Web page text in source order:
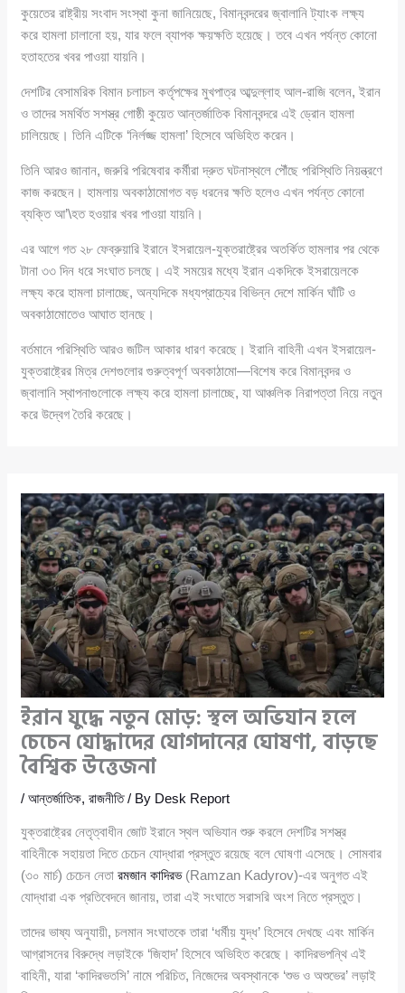
কুয়েতের রাষ্ট্রীয় সংবাদ সংস্থা কুনা জানিয়েছে, বিমানবন্দরের জ্বালানি ট্যাংক লক্ষ্য
করে হামলা চালানো হয়, যার ফলে ব্যাপক ক্ষয়ক্ষতি হয়েছে। তবে এখন পর্যন্ত কোনো
হতাহতের খবর পাওয়া যায়নি।
দেশটির বেসামরিক বিমান চলাচল কর্তৃপক্ষের মুখপাত্র আব্দুল্লাহ আল-রাজি বলেন, ইরান
ও তাদের সমর্থিত সশস্ত্র গোষ্ঠী কুয়েত আন্তর্জাতিক বিমানবন্দরে এই ড্রোন হামলা
চালিয়েছে। তিনি এটিকে ‘নির্লজ্জ হামলা’ হিসেবে অভিহিত করেন।
তিনি আরও জানান, জরুরি পরিষেবার কর্মীরা দ্রুত ঘটনাস্থলে পৌঁছে পরিস্থিতি নিয়ন্ত্রণে
কাজ করছেন। হামলায় অবকাঠামোগত বড় ধরনের ক্ষতি হলেও এখন পর্যন্ত কোনো
ব্যক্তি আ’\হত হওয়ার খবর পাওয়া যায়নি।
এর আগে গত ২৮ ফেব্রুয়ারি ইরানে ইসরায়েল-যুক্তরাষ্ট্রের অতর্কিত হামলার পর থেকে
টানা ৩৩ দিন ধরে সংঘাত চলছে। এই সময়ের মধ্যে ইরান একদিকে ইসরায়েলকে
লক্ষ্য করে হামলা চালাচ্ছে, অন্যদিকে মধ্যপ্রাচ্যের বিভিন্ন দেশে মার্কিন ঘাঁটি ও
অবকাঠামোতেও আঘাত হানছে।
বর্তমানে পরিস্থিতি আরও জটিল আকার ধারণ করেছে। ইরানি বাহিনী এখন ইসরায়েল-
যুক্তরাষ্ট্রের মিত্র দেশগুলোর গুরুত্বপূর্ণ অবকাঠামো—বিশেষ করে বিমানবন্দর ও
জ্বালানি স্থাপনাগুলোকে লক্ষ্য করে হামলা চালাচ্ছে, যা আঞ্চলিক নিরাপত্তা নিয়ে নতুন
করে উদ্বেগ তৈরি করেছে।
ইরান যুদ্ধে নতুন মোড়: স্থল অভিযান হলে
চেচেন যোদ্ধাদের যোগদানের ঘোষণা, বাড়ছে
বৈশ্বিক উত্তেজনা
/আন্তর্জাতিক,রাজনীতি/ By Desk Report
যুক্তরাষ্ট্রের নেতৃত্বাধীন জোট ইরানে স্থল অভিযান শুরু করলে দেশটির সশস্ত্র
বাহিনীকে সহায়তা দিতে চেচেন যোদ্ধারা প্রস্তুত রয়েছে বলে ঘোষণা এসেছে। সোমবার
(৩০ মার্চ) চেচেন নেতারমজান কাদিরভ(Ramzan Kadyrov)-এর অনুগত এই
যোদ্ধারা এক প্রতিবেদনে জানায়, তারা এই সংঘাতে সরাসরি অংশ নিতে প্রস্তুত।
তাদের ভাষ্য অনুযায়ী, চলমান সংঘাতকে তারা ‘ধর্মীয় যুদ্ধ’ হিসেবে দেখছে এবং মার্কিন
আগ্রাসনের বিরুদ্ধে লড়াইকে ‘জিহাদ’ হিসেবে অভিহিত করেছে। কাদিরভপন্থি এই
বাহিনী, যারা ‘কাদিরভতসি’ নামে পরিচিত, নিজেদের অবস্থানকে ‘শুভ ও অশুভের’ লড়াই